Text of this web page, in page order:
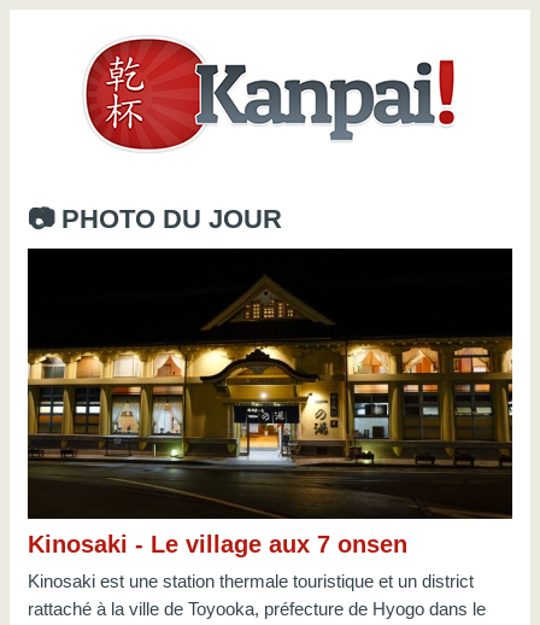
📷 PHOTO DU JOUR
Kinosaki - Le village aux 7 onsen
Kinosaki est une station thermale touristique et un district
rattaché à la ville de Toyooka, préfecture de Hyogo dans le